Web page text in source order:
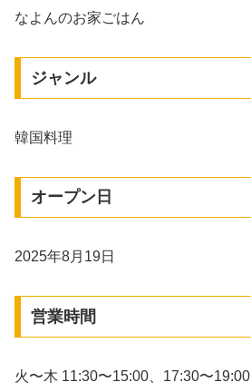
なよんのお家ごはん
ジャンル
韓国料理
オープン日
2025年8月19日
営業時間
火〜木 11:30〜15:00、17:30〜19:00